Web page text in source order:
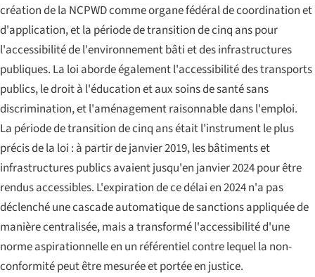
création de la NCPWD comme organe fédéral de coordination et
d'application, et la période de transition de cinq ans pour
l'accessibilité de l'environnement bâti et des infrastructures
publiques. La loi aborde également l'accessibilité des transports
publics, le droit à l'éducation et aux soins de santé sans
discrimination, et l'aménagement raisonnable dans l'emploi.
La période de transition de cinq ans était l'instrument le plus
précis de la loi : à partir de janvier 2019, les bâtiments et
infrastructures publics avaient jusqu'en janvier 2024 pour être
rendus accessibles. L'expiration de ce délai en 2024 n'a pas
déclenché une cascade automatique de sanctions appliquée de
manière centralisée, mais a transformé l'accessibilité d'une
norme aspirationnelle en un référentiel contre lequel la non-
conformité peut être mesurée et portée en justice.